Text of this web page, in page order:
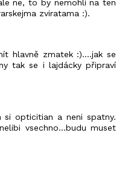
ne, to by nemohli na ten
zviratama :).
hlavně zmatek :)....jak se
tak se i lajdácky připraví
si opticitian a neni spatny.
vsechno...budu muset